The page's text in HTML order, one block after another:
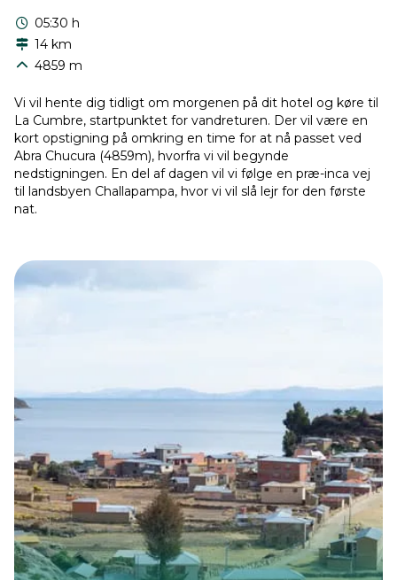
05:30 h
14 km
4859 m
Vi vil hente dig tidligt om morgenen på dit hotel og køre til
La Cumbre, startpunktet for vandreturen. Der vil være en
kort opstigning på omkring en time for at nå passet ved
Abra Chucura (4859m), hvorfra vi vil begynde
nedstigningen. En del af dagen vil vi følge en præ-inca vej
til landsbyen Challapampa, hvor vi vil slå lejr for den første
nat.